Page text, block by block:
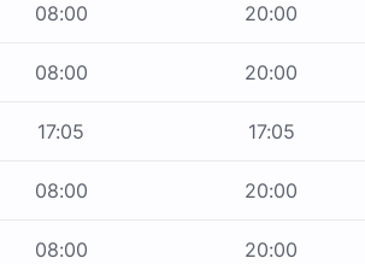
08:00 20:00
08:00 20:00
17:05 17:05
08:00 20:00
08:00 20:00